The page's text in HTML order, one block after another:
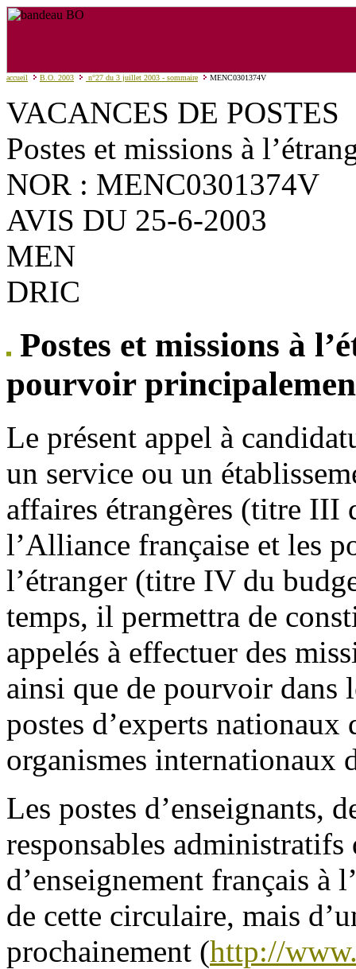
accueil B.O. 2003 n°27 du 3 juillet 2003 - sommaire MENC0301374V
VACANCES DE POSTES
Postes et missions à
NOR : MENC0301374V
AVIS DU 25-6-2003
MEN
DRIC
Postes et missions à
pourvoir
Le présent appel à
un service ou un
affaires étrangères (titre III
l’Alliance française et les
l’étranger (titre IV du
temps, il permettra de
appelés à effectuer des
ainsi que de pourvoir dans
postes d’experts
organismes internationaux
Les postes d’enseignants,
responsables administratifs
d’enseignement français à
de cette circulaire, mais
prochainement (http://